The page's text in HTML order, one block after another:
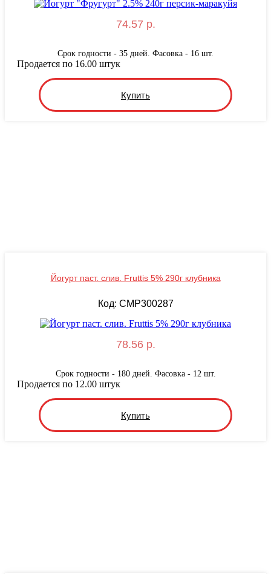
74.57 р.
Срок годности - 35 дней. Фасовка - 16 шт.
Купить
Продается по 16.00 штук
Йогурт паст. слив. Fruttis 5% 290г клубника
Код: CMP300287
78.56 р.
Срок годности - 180 дней. Фасовка - 12 шт.
Купить
Продается по 12.00 штук